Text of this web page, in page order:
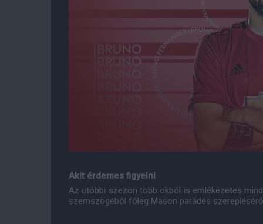
Akit érdemes figyelni
Az utóbbi szezon több okból is emlékezetes
szemszögéből főleg Mason parádés